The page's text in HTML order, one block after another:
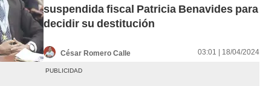
suspendida fiscal Patricia Benavides para
decidir su destitución
César Romero Calle 03:01 | 18/04/2024